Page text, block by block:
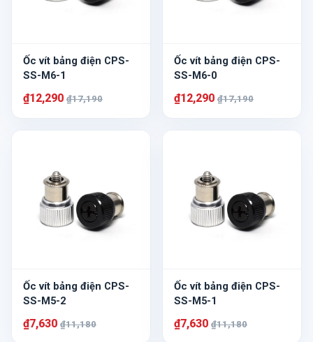
Ốc vít bảng điện CPS-
SS-M6-1
₫12,290 ₫17,190
Ốc vít bảng điện CPS-
SS-M6-0
₫12,290 ₫17,190
Ốc vít bảng điện CPS-
SS-M5-2
₫7,630 ₫11,180
Ốc vít bảng điện CPS-
SS-M5-1
₫7,630 ₫11,180